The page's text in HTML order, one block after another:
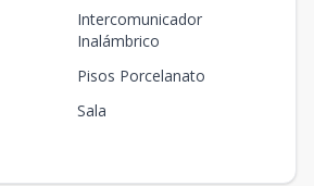
Intercomunicador
Inalámbrico
Pisos Porcelanato
Sala